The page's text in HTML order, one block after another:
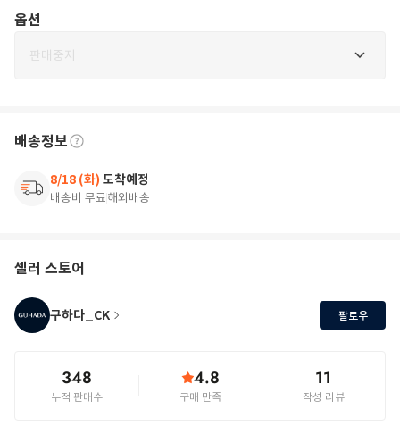
옵션
판매중지
배송정보
8/18 (화) 도착예정
배송비 무료해외배송
셀러 스토어
구하다_CK 팔로우
348
누적 판매수
4.8
구매 만족
11
작성 리뷰